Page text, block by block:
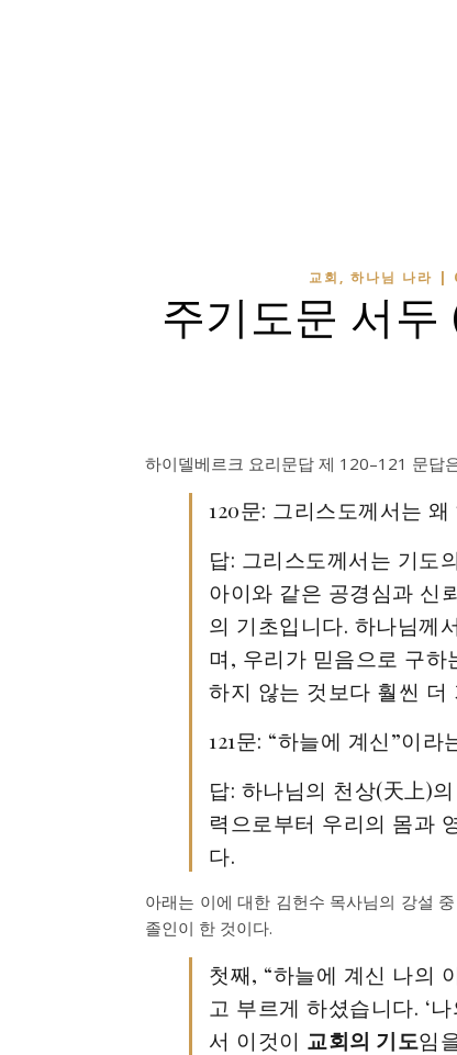
교회, 하나님 나라 |
주기도문 서
하이델베르크 요리문답 제 120–121 문답
120문: 그리스도께서는
답: 그리스도께서는 기도
아이와 같은 공경심과 신
의 기초입니다. 하나님께
며, 우리가 믿음으로 구
하지 않는 것보다 훨씬 더
121문: “하늘에 계신”이
답: 하나님의 천상(天上)
력으로부터 우리의 몸과
다.
아래는 이에 대한 김헌수 목사님의 강설
졸인이 한 것이다.
첫째, “하늘에 계신 나의
고 부르게 하셨습니다. ‘
서 이것이 교회의 기도임